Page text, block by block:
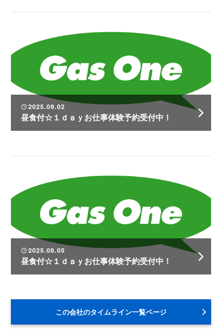
2025.09.02
昼食付☆１ｄａｙお仕事体験予約受付中！
2025.08.05
昼食付☆１ｄａｙお仕事体験予約受付中！
この会社のタイムライン一覧ページ